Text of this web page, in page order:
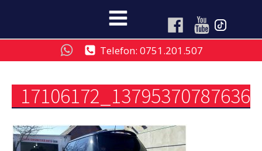
Telefon: 0751.201.507